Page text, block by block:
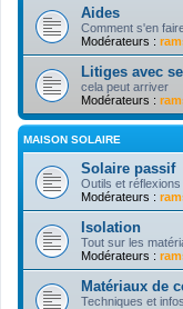
Aides
Comment s'en
Modérateurs :
Litiges avec
cela peut arriver
Modérateurs :
MAISON SOLAIRE
Solaire passif
Outils et
Modérateurs :
Isolation
Tout sur les
Modérateurs :
Matériaux de
Techniques et